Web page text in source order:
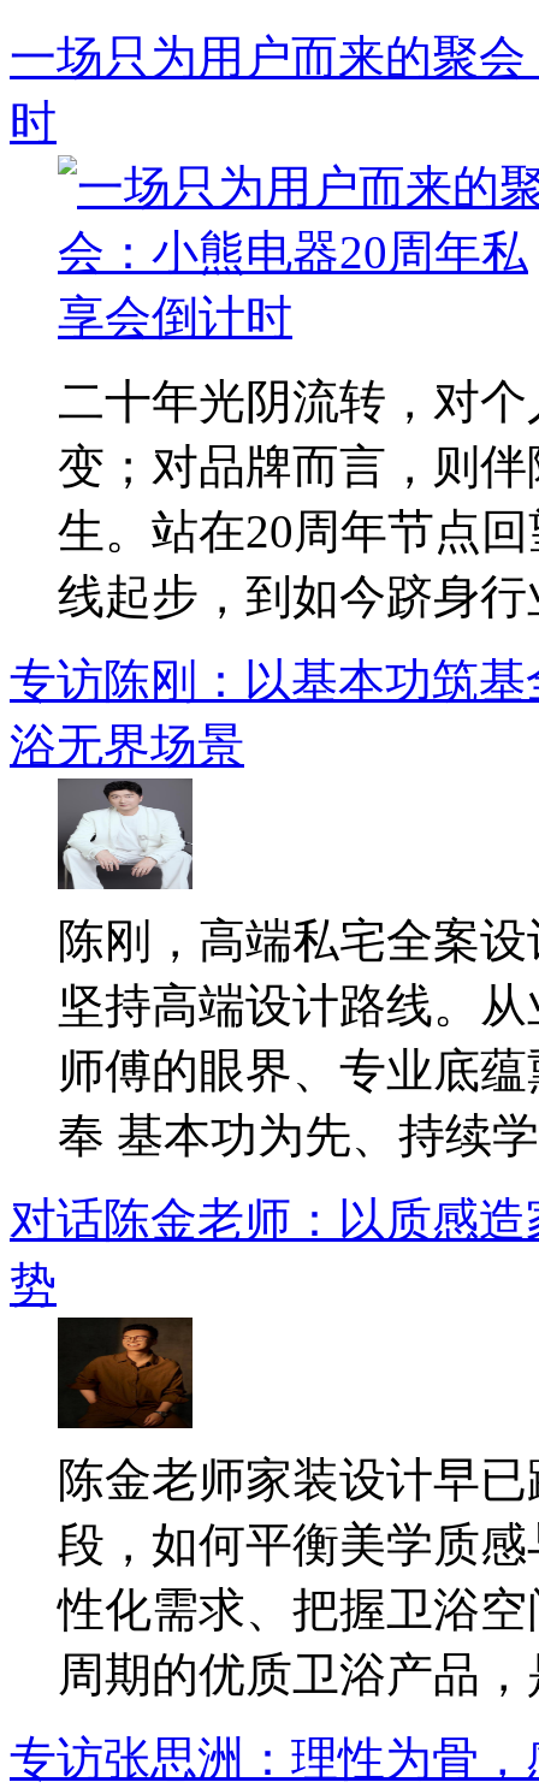
一场只为用户而来的聚
时
二十年光阴流转，对
变；对品牌而言，则
生。站在20周年节点
线起步，到如今跻身行
专访陈刚：以基本功筑
浴无界场景
陈刚，高端私宅全案
坚持高端设计路线。
师傅的眼界、专业底
奉 基本功为先、持续
对话陈金老师：以质感
势
陈金老师家装设计早
段，如何平衡美学质
性化需求、把握卫浴
周期的优质卫浴产品，
专访张思洲：理性为骨